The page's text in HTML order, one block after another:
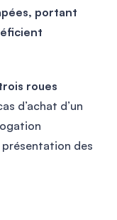
portant
roues
d’achat d’un
des